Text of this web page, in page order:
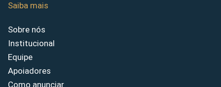
Saiba mais
Sobre nós
Institucional
Equipe
Apoiadores
Como anunciar